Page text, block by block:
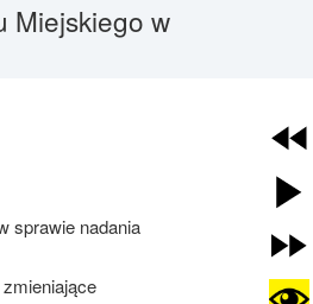
Miejskiego w
sprawie nadania